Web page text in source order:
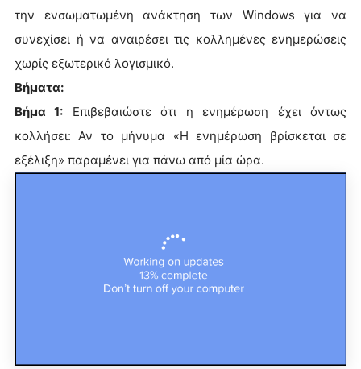
την ενσωματωμένη ανάκτηση των Windows για να
συνεχίσει ή να αναιρέσει τις κολλημένες ενημερώσεις
χωρίς εξωτερικό λογισμικό.
Βήματα:
Βήμα 1: Επιβεβαιώστε ότι η ενημέρωση έχει όντως
κολλήσει: Αν το μήνυμα «Η ενημέρωση βρίσκεται σε
εξέλιξη» παραμένει για πάνω από μία ώρα.